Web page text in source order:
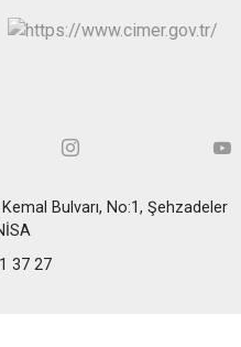
Bulvarı, No:1, Şehzadeler
37 27